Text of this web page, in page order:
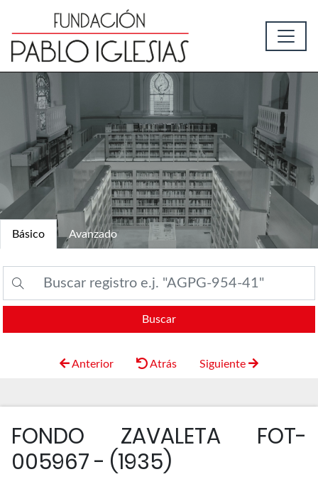
Básico Avanzado
Buscar
Anterior Atrás Siguiente
FONDO ZAVALETA FOT-
005967 - (1935)